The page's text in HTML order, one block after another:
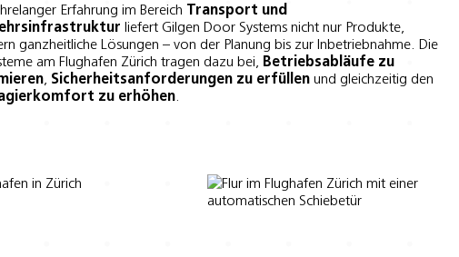
Erfahrung im Bereich Transport und
liefert Gilgen Door Systems nicht nur Produkte,
ganzheitliche Lösungen – von der Planung bis zur Inbetriebnahme. Die
am Flughafen Zürich tragen dazu bei, Betriebsabläufe zu
, Sicherheitsanforderungen zu erfüllen und gleichzeitig den
zu erhöhen.